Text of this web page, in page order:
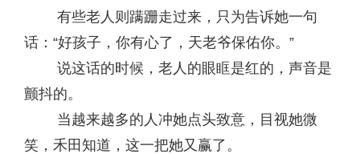
有些老人则蹒跚走过来，只为告诉她一句
话：“好孩子，你有心了，天老爷保佑你。”
说这话的时候，老人的眼眶是红的，声音是
颤抖的。
当越来越多的人冲她点头致意，目视她微
笑，禾田知道，这一把她又赢了。